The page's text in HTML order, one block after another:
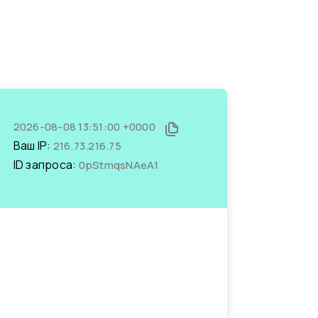
2026-08-08 13:51:00 +0000
Ваш IP: 216.73.216.75
ID запроса: 0pStmqsNAeA1